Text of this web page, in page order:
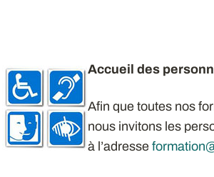
Accueil des
Afin que toutes nos
nous invitons les
à l’adresse